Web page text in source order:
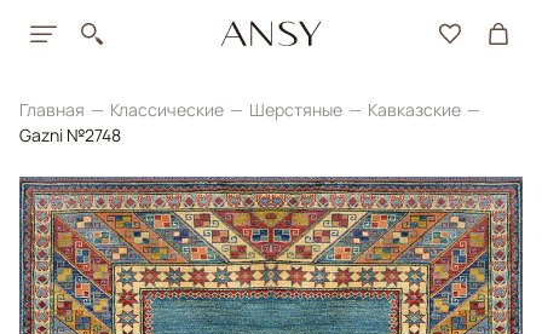
Главная Классические Шерстяные
Кавказские
Gazni №2748